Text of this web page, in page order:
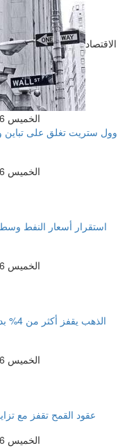
الاقتصاد
الخميس 06 أغسطس 2026 12:42 صباحاً
وول ستريت تغلق على تباين
الخميس 06 أغسطس 2026 12:42 صباحاً
استقرار أسعار النفط
الخميس 06 أغسطس 2026 12:00 صباحاً
الخميس 06 أغسطس 2026 12:00 صباحاً
عقود القمح تقفز مع
الخميس 06 أغسطس 2026 12:00 صباحاً